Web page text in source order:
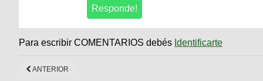
Para escribir COMENTARIOS debés Identificarte
ANTERIOR